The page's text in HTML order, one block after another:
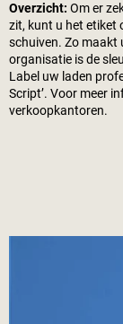
Overzicht: Om er
zit, kunt u het etiket
schuiven. Zo maakt
organisatie is de
Label uw laden
Script’. Voor meer
verkoopkantoren.